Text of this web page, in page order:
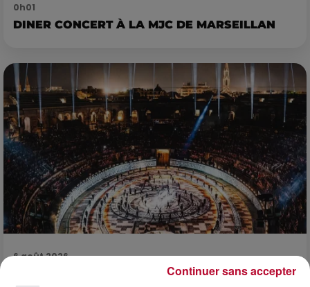
0h01
DINER CONCERT À LA MJC DE MARSEILLAN
6 août 2026
NÎMES : « LE RÊVE DU GLADIATEUR » INVESTIT
Continuer sans accepter